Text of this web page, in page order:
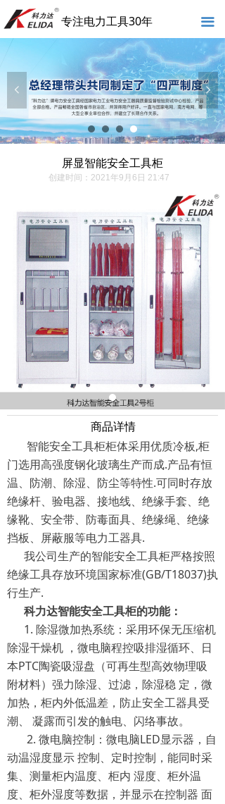
끀
넳 넲
专注电力工具30年
屏显智能安全工具柜
创建时间： 2021年9月6日 21:47
商品详情
智能安全工具柜柜体采用优质冷板,柜
门选用高强度钢化玻璃生产而成.产品有恒
温、防潮、除湿、防尘等特性.可同时存放
绝缘杆、验电器、接地线、绝缘手套、绝
缘靴、安全带、防毒面具、绝缘绳、绝缘
挡板、屏蔽服等电力工器具.
我公司生产的智能安全工具柜严格按照
绝缘工具存放环境国家标准(GB/T18037)执
行生产.
科力达智能安全工具柜的功能：
1. 除湿微加热系统：采用环保无压缩机
除湿干燥机 ，微电脑程控吸排湿循环、日
本PTC陶瓷吸湿盘（可再生型高效物理吸
附材料）强力除湿、过滤，除湿稳 定，微
加热，柜内外低温差，防止安全工器具受
潮、 凝露而引发的触电、闪络事故。
2. 微电脑控制：微电脑LED显示器，自
动温湿度显示 控制、定时控制，能同时采
集、测量柜内温度、柜内 湿度、柜外温
度、柜外湿度等数据，并显示在控制器 面